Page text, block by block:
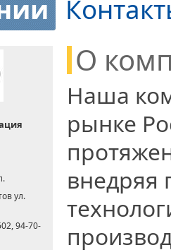
ул.
94-70-
О
Наша
рынке
внедряя